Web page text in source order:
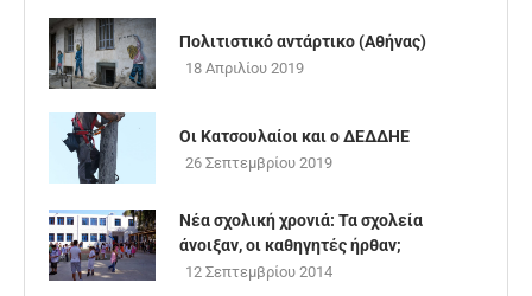
Πολιτιστικό αντάρτικο (Αθήνας)
18 Απριλίου 2019
Οι Κατσουλαίοι και ο ΔΕΔΔΗΕ
26 Σεπτεμβρίου 2019
Νέα σχολική χρονιά: Τα σχολεία
άνοιξαν, oι καθηγητές ήρθαν;
12 Σεπτεμβρίου 2014